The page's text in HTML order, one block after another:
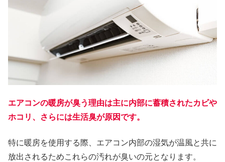
エアコンの暖房が臭う理由は主に内部に蓄積されたカビや
ホコリ、さらには生活臭が原因です。
特に暖房を使用する際、エアコン内部の湿気が温風と共に
放出されるためこれらの汚れが臭いの元となります。